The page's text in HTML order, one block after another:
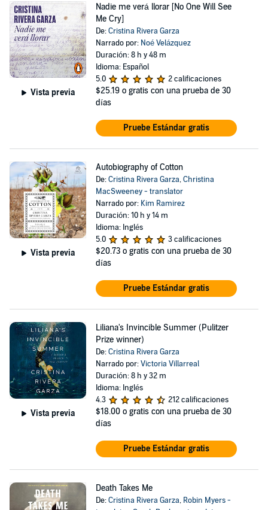
Vista previa
Nadie me verá llorar [No One Will See
Me Cry]
De:Cristina Rivera Garza
Narrado por: Noé Velázquez
Duración: 8 h y 48 m
Idioma: Español
5.0
2 calificaciones
$25.19 o gratis con una prueba de 30
días
Pruebe Estándar gratis
Vista previa
Autobiography of Cotton
De:Cristina Rivera Garza,Christina
MacSweeney - translator
Narrado por: Kim Ramirez
Duración: 10 h y 14 m
Idioma: Inglés
5.0
3 calificaciones
$20.73 o gratis con una prueba de 30
días
Pruebe Estándar gratis
Vista previa
Liliana's Invincible Summer (Pulitzer
Prize winner)
De:Cristina Rivera Garza
Narrado por:Victoria Villarreal
Duración: 8 h y 32 m
Idioma: Inglés
4.3
212 calificaciones
$18.00 o gratis con una prueba de 30
días
Pruebe Estándar gratis
Death Takes Me
De:Cristina Rivera Garza, Robin Myers -